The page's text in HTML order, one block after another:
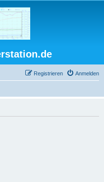
Anmelden
Registrieren